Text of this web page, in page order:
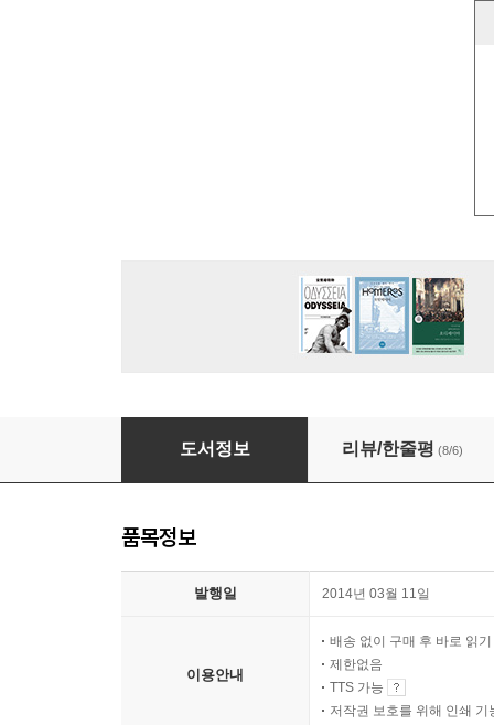
살아 있는 교회
도서정보 리뷰/한줄평 (8/6)
품목정보
발행일 2014년 03월 11일
이용안내
배송 없이 구매 후 바로 읽기
제한없음
TTS 가능
저작권 보호를 위해 인쇄 기